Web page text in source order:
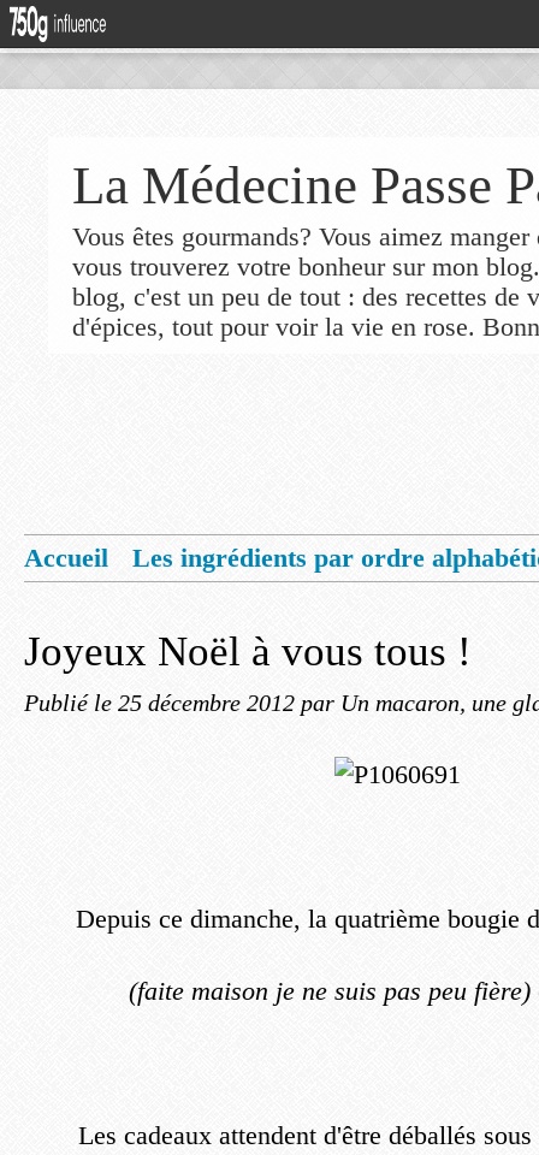
La Médecine Passe
Vous êtes gourmands? Vous aimez
vous trouverez votre bonheur sur mon
blog, c'est un peu de tout : des recettes de
d'épices, tout pour voir la vie en rose.
Accueil
Les ingrédients par ordre
Joyeux Noël à vous tous !
Publié le 25 décembre 2012 par Un macaron, une
Depuis ce dimanche, la quatrième bougie
(faite maison je ne suis pas peu fière)
Les cadeaux attendent d'être déballés